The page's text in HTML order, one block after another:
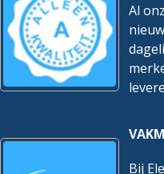
Al
Bij